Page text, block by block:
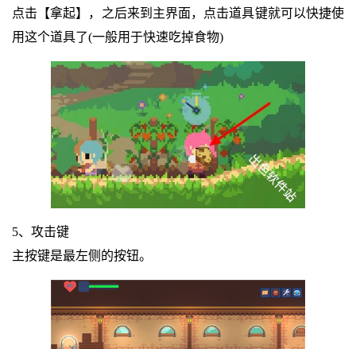
点击【拿起】，之后来到主界面，点击道具键就可以快捷使
用这个道具了(一般用于快速吃掉食物)
5、攻击键
主按键是最左侧的按钮。